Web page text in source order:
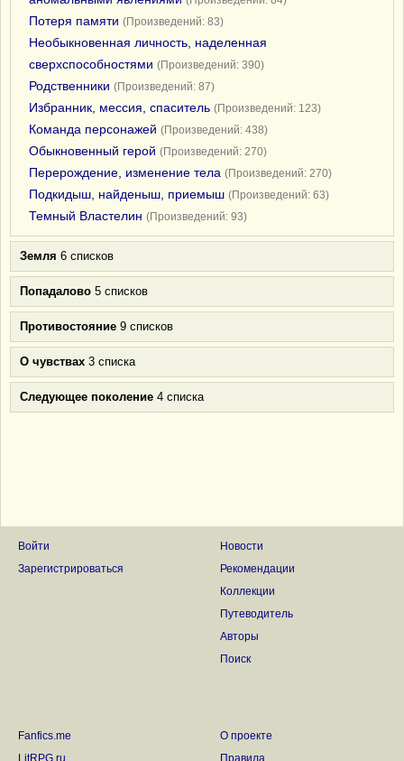
Потеря памяти (Произведений: 83)
Необыкновенная личность, наделенная
сверхспособностями (Произведений: 390)
Родственники (Произведений: 87)
Избранник, мессия, спаситель (Произведений: 123)
Команда персонажей (Произведений: 438)
Обыкновенный герой (Произведений: 270)
Перерождение, изменение тела (Произведений: 270)
Подкидыш, найденыш, приемыш (Произведений: 63)
Темный Властелин (Произведений: 93)
Земля 6 списков
Попадалово 5 списков
Противостояние 9 списков
О чувствах 3 списка
Следующее поколение 4 списка
Войти
Зарегистрироваться
Новости
Рекомендации
Коллекции
Путеводитель
Авторы
Поиск
Fanfics.me
LitRPG.ru
О проекте
Правила